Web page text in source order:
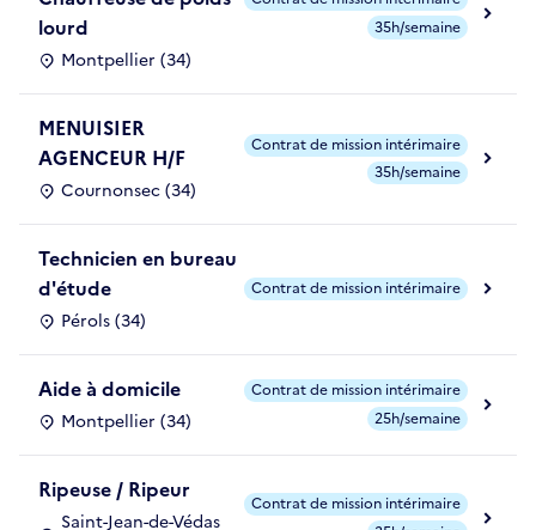
lourd
Montpellier (34)
35h/semaine
MENUISIER
AGENCEUR H/F
Cournonsec (34)
Contrat de mission intérimaire
35h/semaine
Technicien en bureau
d'étude
Pérols (34)
Contrat de mission intérimaire
Aide à domicile
Montpellier (34)
Contrat de mission intérimaire
25h/semaine
Ripeuse / Ripeur
Saint-Jean-de-Védas
Contrat de mission intérimaire